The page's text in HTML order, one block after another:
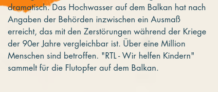
dramatisch. Das Hochwasser auf dem Balkan hat nach
Angaben der Behörden inzwischen ein Ausmaß
erreicht, das mit den Zerstörungen während der Kriege
der 90er Jahre vergleichbar ist. Über eine Million
Menschen sind betroffen. "RTL - Wir helfen Kindern"
sammelt für die Flutopfer auf dem Balkan.